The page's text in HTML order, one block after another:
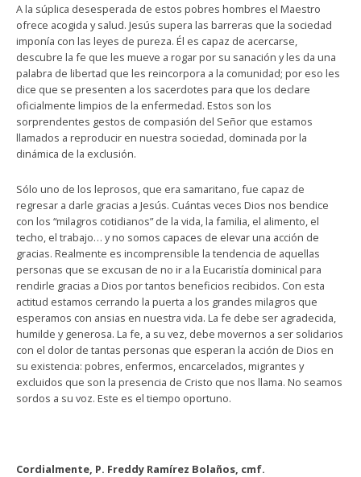
A la súplica desesperada de estos pobres hombres el Maestro
ofrece acogida y salud. Jesús supera las barreras que la sociedad
imponía con las leyes de pureza. Él es capaz de acercarse,
descubre la fe que les mueve a rogar por su sanación y les da una
palabra de libertad que les reincorpora a la comunidad; por eso les
dice que se presenten a los sacerdotes para que los declare
oficialmente limpios de la enfermedad. Estos son los
sorprendentes gestos de compasión del Señor que estamos
llamados a reproducir en nuestra sociedad, dominada por la
dinámica de la exclusión.
Sólo uno de los leprosos, que era samaritano, fue capaz de
regresar a darle gracias a Jesús. Cuántas veces Dios nos bendice
con los “milagros cotidianos” de la vida, la familia, el alimento, el
techo, el trabajo… y no somos capaces de elevar una acción de
gracias. Realmente es incomprensible la tendencia de aquellas
personas que se excusan de no ir a la Eucaristía dominical para
rendirle gracias a Dios por tantos beneficios recibidos. Con esta
actitud estamos cerrando la puerta a los grandes milagros que
esperamos con ansias en nuestra vida. La fe debe ser agradecida,
humilde y generosa. La fe, a su vez, debe movernos a ser solidarios
con el dolor de tantas personas que esperan la acción de Dios en
su existencia: pobres, enfermos, encarcelados, migrantes y
excluidos que son la presencia de Cristo que nos llama. No seamos
sordos a su voz. Este es el tiempo oportuno.
Cordialmente, P. Freddy Ramírez Bolaños, cmf.